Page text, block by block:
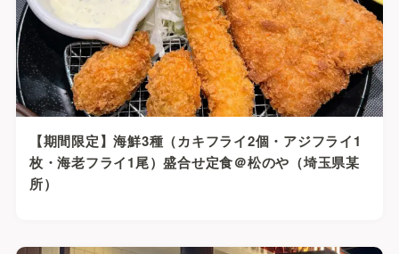
【期間限定】海鮮3種（カキフライ2個・アジフライ1
枚・海老フライ1尾）盛合せ定食＠松のや（埼玉県某
所）